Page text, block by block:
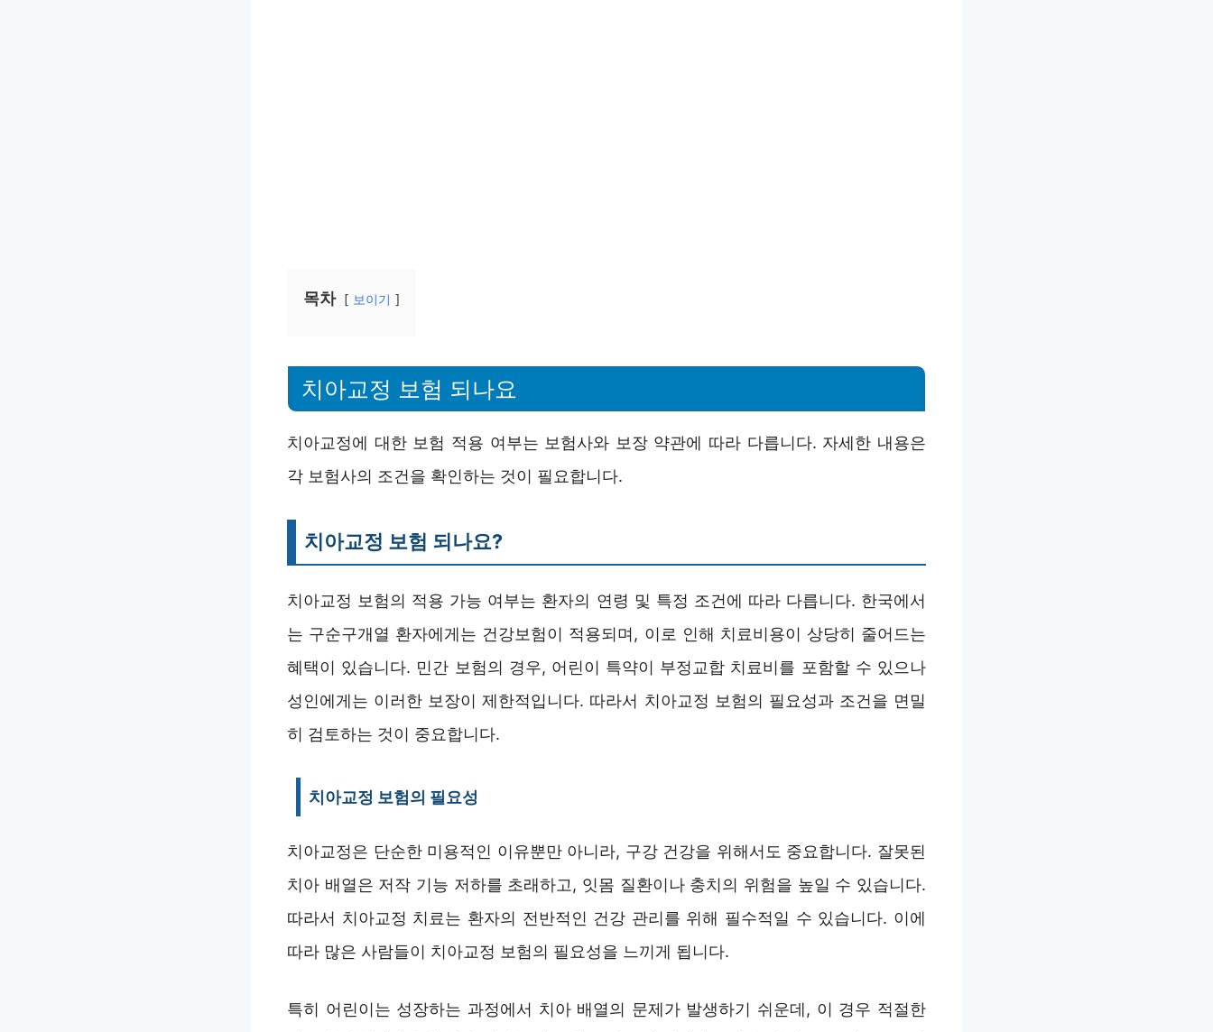
목차 보이기
치아교정 보험 되나요
치아교정에 대한 보험 적용 여부는 보험사와 보장 약관에 따라 다릅니다. 자세한 내용은
각 보험사의 조건을 확인하는 것이 필요합니다.
치아교정 보험 되나요?
치아교정 보험의 적용 가능 여부는 환자의 연령 및 특정 조건에 따라 다릅니다. 한국에서
는 구순구개열 환자에게는 건강보험이 적용되며, 이로 인해 치료비용이 상당히 줄어드는
혜택이 있습니다. 민간 보험의 경우, 어린이 특약이 부정교합 치료비를 포함할 수 있으나
성인에게는 이러한 보장이 제한적입니다. 따라서 치아교정 보험의 필요성과 조건을 면밀
히 검토하는 것이 중요합니다.
치아교정 보험의 필요성
치아교정은 단순한 미용적인 이유뿐만 아니라, 구강 건강을 위해서도 중요합니다. 잘못된
치아 배열은 저작 기능 저하를 초래하고, 잇몸 질환이나 충치의 위험을 높일 수 있습니다.
따라서 치아교정 치료는 환자의 전반적인 건강 관리를 위해 필수적일 수 있습니다. 이에
따라 많은 사람들이 치아교정 보험의 필요성을 느끼게 됩니다.
특히 어린이는 성장하는 과정에서 치아 배열의 문제가 발생하기 쉬운데, 이 경우 적절한